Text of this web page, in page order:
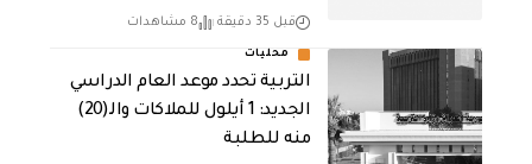
قبل 35 دقيقة 8 مشاهدات
محليات
التربية تحدد موعد العام الدراسي
الجديد: 1 أيلول للملاكات والـ(20)
منه للطلبة